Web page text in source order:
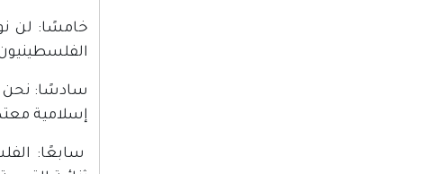
خامسًا: لن
سادسًا: نحن
إسلامية
سابعًا: